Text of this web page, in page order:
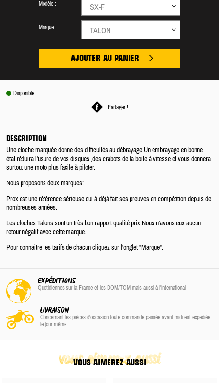
Modèle : SX-F
Marque. : TALON
AJOUTER AU PANIER
Disponible
Partager !
DESCRIPTION
Une cloche marquée donne des difficultés au débrayage.Un embrayage en bonne
état réduira l'usure de vos disques ,des crabots de la boite à vitesse et vous donnera
surtout une moto plus facile à piloter.
Nous proposons deux marques:
Prox est une référence sérieuse qui à déjà fait ses preuves en compétition depuis de
nombreuses années.
Les cloches Talons sont un très bon rapport qualité prix.Nous n'avons eux aucun
retour négatif avec cette marque.
Pour connaitre les tarifs de chacun cliquez sur l'onglet "Marque".
EXPÉDITIONS
Quotidiennes sur la Franceet les DOM/TOM mais aussi à l'international
LIVRAISON
Concernant les pièces d'occasion toute commande passée avant midi est expediée
le jour même
VOUS AIMEREZ AUSSI
vous aimerez aussi